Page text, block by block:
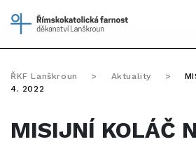
ŘKF Lanškroun > Aktuality >
4. 2022
MISIJNÍ KOLÁČ